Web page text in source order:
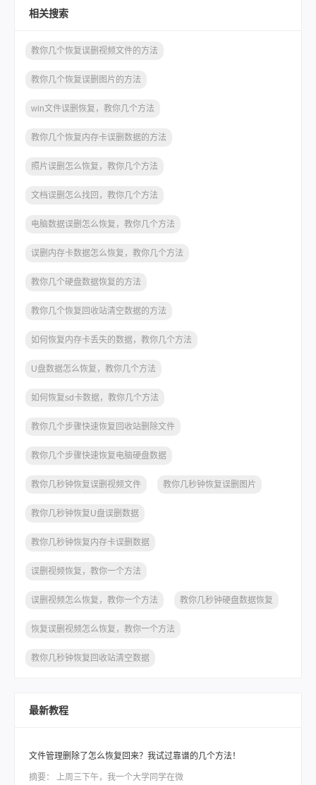
相关搜索
教你几个恢复误删视频文件的方法
教你几个恢复误删图片的方法
win文件误删恢复，教你几个方法
教你几个恢复内存卡误删数据的方法
照片误删怎么恢复，教你几个方法
文档误删怎么找回，教你几个方法
电脑数据误删怎么恢复，教你几个方法
误删内存卡数据怎么恢复，教你几个方法
教你几个硬盘数据恢复的方法
教你几个恢复回收站清空数据的方法
如何恢复内存卡丢失的数据，教你几个方法
U盘数据怎么恢复，教你几个方法
如何恢复sd卡数据，教你几个方法
教你几个步骤快速恢复回收站删除文件
教你几个步骤快速恢复电脑硬盘数据
教你几秒钟恢复误删视频文件 教你几秒钟恢复误删图片
教你几秒钟恢复U盘误删数据
教你几秒钟恢复内存卡误删数据
误删视频恢复，教你一个方法
误删视频怎么恢复，教你一个方法 教你几秒钟硬盘数据恢复
恢复误删视频怎么恢复，教你一个方法
教你几秒钟恢复回收站清空数据
最新教程
文件管理删除了怎么恢复回来？我试过靠谱的几个方法！
摘要：